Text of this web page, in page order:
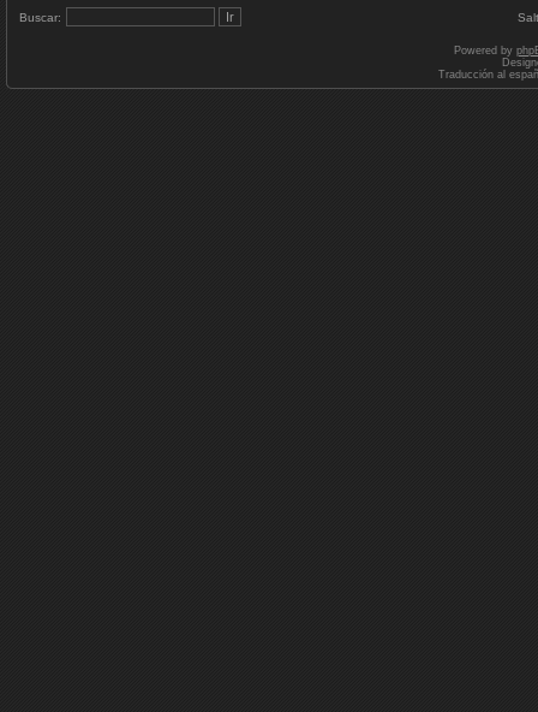
Buscar:
Powered by
Traducción al